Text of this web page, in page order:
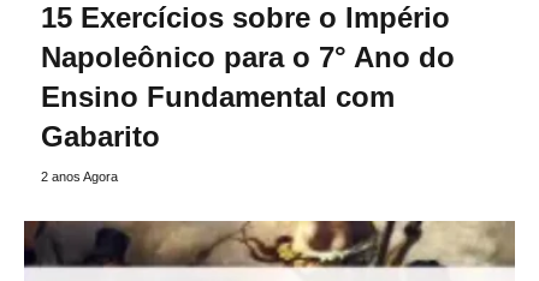
15 Exercícios sobre o Império
Napoleônico para o 7° Ano do
Ensino Fundamental com
Gabarito
2 anos Agora